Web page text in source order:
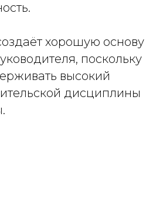
хорошую основу
поскольку
высокий
дисциплины